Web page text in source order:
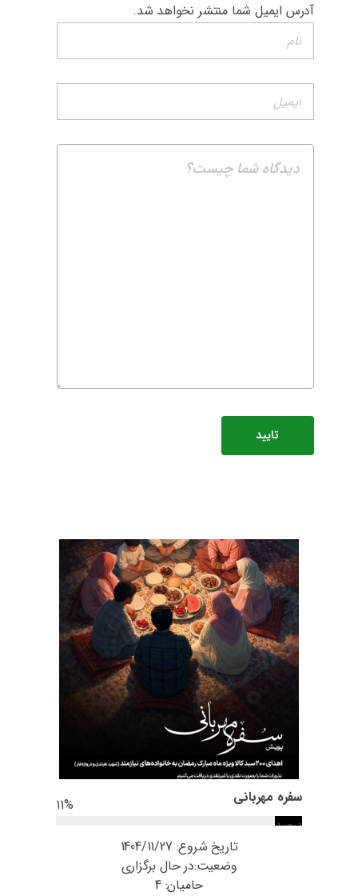
آدرس ایمیل شما منتشر نخواهد شد.
سفره مهربانی 11%
درصد
تاریخ شروع: 1404/11/27
وضعیت:در حال برگزاری
حامیان: 4